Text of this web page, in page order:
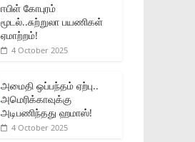
ஈபிள் கோபுரம்
மூடல்..சுற்றுலா பயணிகள்
ஏமாற்றம்!
4 October 2025
அமைதி ஒப்பந்தம் ஏற்பு..
அமெரிக்காவுக்கு
அடிபணிந்தது ஹமாஸ்!
4 October 2025